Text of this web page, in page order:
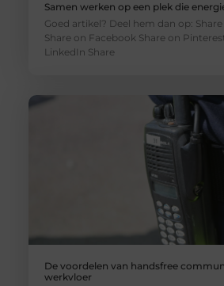
Samen werken op een plek die
Goed artikel? Deel hem dan op:
Share on Facebook Share on
LinkedIn Share
De voordelen van handsfree
werkvloer